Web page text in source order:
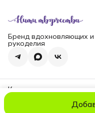
Бренд вдохновляющих
рукоделия
Контакты